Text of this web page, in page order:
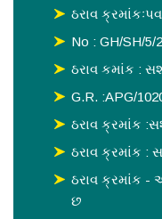
ઠરાવ
No : GH/SH/5/
ઠરાવ કમાંક :
G.R. :APG/
ઠરાવ ક્રમાંક
ઠરાવ ક્રમાંક :
ઠરાવ ક્રમાંક -
છ